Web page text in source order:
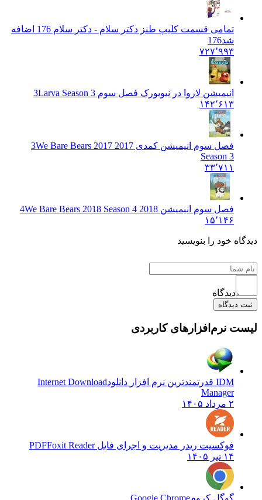
تمامی قسمت کلیپ طنز دکتر سلام - دکتر سلام 176 اضافه
شد176
۷۲۷٬۹۹۳
انیمیشن لاروا در نیویورک فصل سوم 3 Larva Season 3
۱۴۲٬۶۱۳
فصل سوم انیمیشن کمدی 2017 3
We Bare Bears 2017
Season 3
۳۳٬۷۱۱
فصل سوم انیمیشن 2018 4
We Bare Bears 2018 Season 4
۱۵٬۱۴۶
دیدگاه خود را بنویسید
دیدگاه
ثبت دیدگاه
لیست نرم‌افزارهای کاربردی
IDM قدرتمندترین نرم افزار دانلود
Internet Download
Manager
۲ مرداد ۱۴۰۵
فوکسیت ریدر مدیریت و اجرای فایل PDFFoxit Reader
۱۴ تیر ۱۴۰۵
گوگل کرومGoogle Chrome